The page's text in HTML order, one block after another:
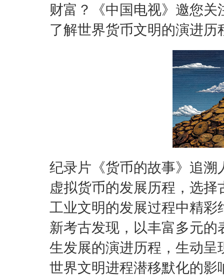
财富？《中国电视》邀您
了解世界货币文明的演进历
纪录片《货币的故事》追
虚拟货币的发展历程，选
工业文明的发展过程中精
新考古发现，以丰富多元
生发展的演进历程，生动呈
世界文明进程潜移默化的